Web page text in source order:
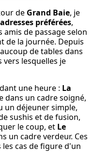
de Grand Baie, je
préférées,
amis de passage selon
de la journée. Depuis
de tables dans
vers lesquelles je
une heure : La
dans un cadre soigné,
un déjeuner simple,
sushis et de fusion,
le coup, et Le
un cadre verdeur. Ces
cas de figure d'un